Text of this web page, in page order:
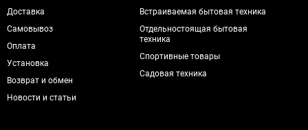
Доставка
Самовывоз
Оплата
Установка
Возврат и обмен
Новости и статьи
Встраиваемая бытовая техника
Отдельностоящая бытовая
техника
Спортивные товары
Садовая техника